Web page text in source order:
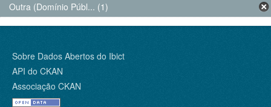
Outra (Domínio Públ... (1)
Sobre Dados Abertos do Ibict
API do CKAN
Associação CKAN